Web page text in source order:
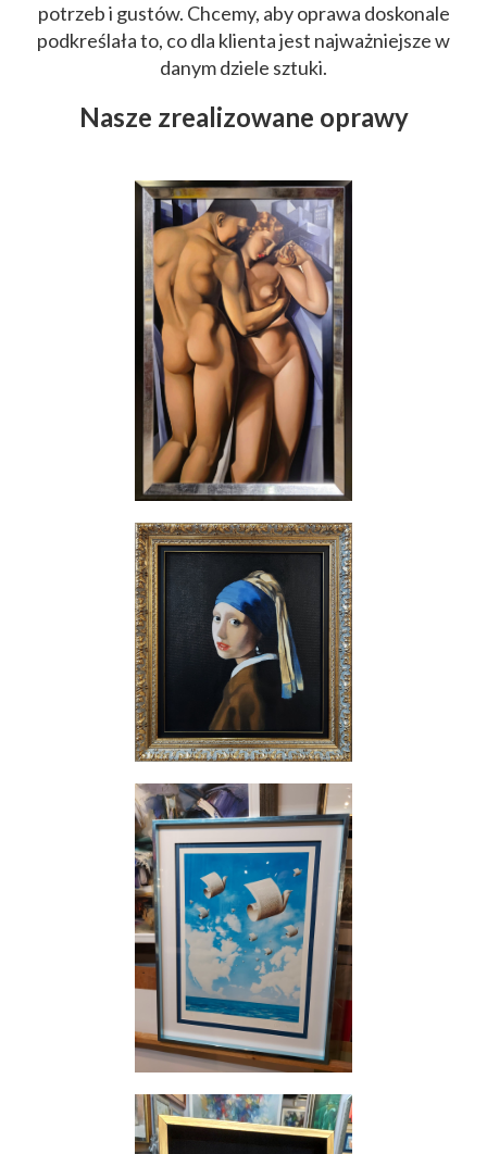
potrzeb i gustów. Chcemy, aby oprawa doskonale
podkreślała to, co dla klienta jest najważniejsze w
danym dziele sztuki.
Nasze zrealizowane oprawy